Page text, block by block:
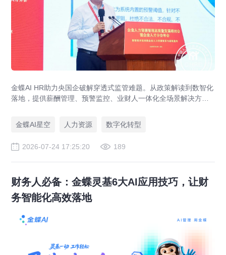
金蝶AI HR助力央国企破解穿透式监管难题。从政策解读到数智化
落地，提供薪酬管理、预警监控、业财人一体化全场景解决方
金蝶AI星空
人力资源 数字化转型
2026-07-24 17:25:20 189
财务人必备：金蝶灵基6大AI应用技巧，让财
务智能化高效落地